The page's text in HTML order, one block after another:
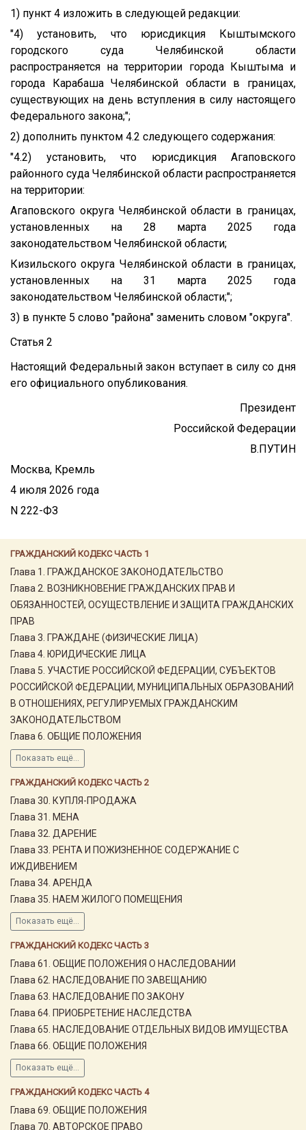
ГРАЖДАНСКИЙ КОДЕКС ЧАСТЬ 1
Глава 1. ГРАЖДАНСКОЕ ЗАКОНОДАТЕЛЬСТВО
Глава 2. ВОЗНИКНОВЕНИЕ ГРАЖДАНСКИХ ПРАВ И
ОБЯЗАННОСТЕЙ, ОСУЩЕСТВЛЕНИЕ И ЗАЩИТА ГРАЖДАНСКИХ
ПРАВ
Глава 3. ГРАЖДАНЕ (ФИЗИЧЕСКИЕ ЛИЦА)
Глава 4. ЮРИДИЧЕСКИЕ ЛИЦА
Глава 5. УЧАСТИЕ РОССИЙСКОЙ ФЕДЕРАЦИИ, СУБЪЕКТОВ
РОССИЙСКОЙ ФЕДЕРАЦИИ, МУНИЦИПАЛЬНЫХ ОБРАЗОВАНИЙ
В ОТНОШЕНИЯХ, РЕГУЛИРУЕМЫХ ГРАЖДАНСКИМ
ЗАКОНОДАТЕЛЬСТВОМ
Глава 6. ОБЩИЕ ПОЛОЖЕНИЯ
Показать ещё...
ГРАЖДАНСКИЙ КОДЕКС ЧАСТЬ 2
Глава 30. КУПЛЯ-ПРОДАЖА
Глава 31. МЕНА
Глава 32. ДАРЕНИЕ
Глава 33. РЕНТА И ПОЖИЗНЕННОЕ СОДЕРЖАНИЕ С
ИЖДИВЕНИЕМ
Глава 34. АРЕНДА
Глава 35. НАЕМ ЖИЛОГО ПОМЕЩЕНИЯ
Показать ещё...
ГРАЖДАНСКИЙ КОДЕКС ЧАСТЬ 3
Глава 61. ОБЩИЕ ПОЛОЖЕНИЯ О НАСЛЕДОВАНИИ
Глава 62. НАСЛЕДОВАНИЕ ПО ЗАВЕЩАНИЮ
Глава 63. НАСЛЕДОВАНИЕ ПО ЗАКОНУ
Глава 64. ПРИОБРЕТЕНИЕ НАСЛЕДСТВА
Глава 65. НАСЛЕДОВАНИЕ ОТДЕЛЬНЫХ ВИДОВ ИМУЩЕСТВА
Глава 66. ОБЩИЕ ПОЛОЖЕНИЯ
Показать ещё...
ГРАЖДАНСКИЙ КОДЕКС ЧАСТЬ 4
Глава 69. ОБЩИЕ ПОЛОЖЕНИЯ
Глава 70. АВТОРСКОЕ ПРАВО
1) пункт 4 изложить в следующей редакции:
"4) установить, что юрисдикция Кыштымского
городского суда Челябинской области
распространяется на территории города Кыштыма и
города Карабаша Челябинской области в границах,
существующих на день вступления в силу настоящего
Федерального закона;";
2) дополнить пунктом 4.2 следующего содержания:
"4.2) установить, что юрисдикция Агаповского
районного суда Челябинской области распространяется
на территории:
Агаповского округа Челябинской области в границах,
установленных на 28 марта 2025 года
законодательством Челябинской области;
Кизильского округа Челябинской области в границах,
установленных на 31 марта 2025 года
законодательством Челябинской области;";
3) в пункте 5 слово "района" заменить словом "округа".
Статья 2
Настоящий Федеральный закон вступает в силу со дня
его официального опубликования.
Президент
Российской Федерации
В.ПУТИН
Москва, Кремль
4 июля 2026 года
N 222-ФЗ